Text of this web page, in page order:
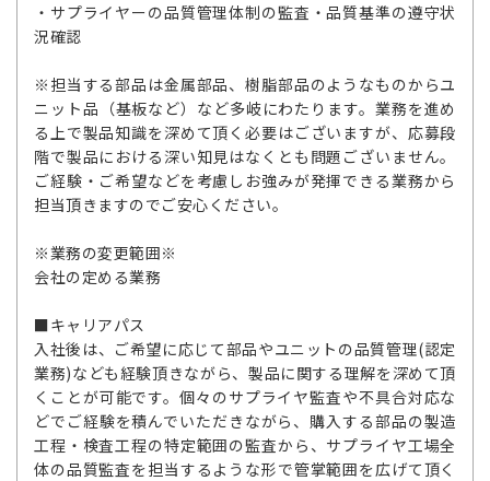
・サプライヤーの品質管理体制の監査・品質基準の遵守状
況確認
※担当する部品は金属部品、樹脂部品のようなものからユ
ニット品（基板など）など多岐にわたります。業務を進め
る上で製品知識を深めて頂く必要はございますが、応募段
階で製品における深い知見はなくとも問題ございません。
ご経験・ご希望などを考慮しお強みが発揮できる業務から
担当頂きますのでご安心ください。
※業務の変更範囲※
会社の定める業務
■キャリアパス
入社後は、ご希望に応じて部品やユニットの品質管理(認定
業務)なども経験頂きながら、製品に関する理解を深めて頂
くことが可能です。個々のサプライヤ監査や不具合対応な
どでご経験を積んでいただきながら、購入する部品の製造
工程・検査工程の特定範囲の監査から、サプライヤ工場全
体の品質監査を担当するような形で管掌範囲を広げて頂く